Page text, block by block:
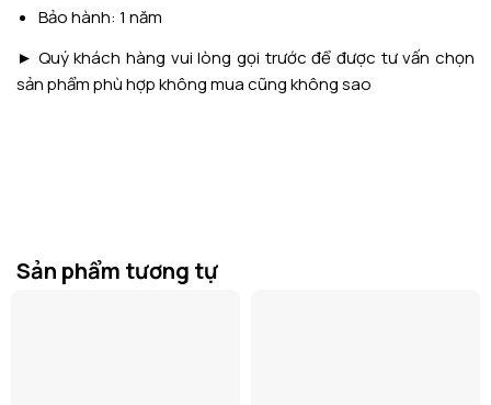
Bảo hành: 1 năm
► Quý khách hàng vui lòng gọi trước để được tư vấn chọn
sản phẩm phù hợp không mua cũng không sao
Sản phẩm tương tự